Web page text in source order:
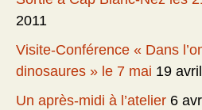
2011
Visite-Conférence « Dans
dinosaures » le 7 mai 19
Un après-midi à l’atelier 6